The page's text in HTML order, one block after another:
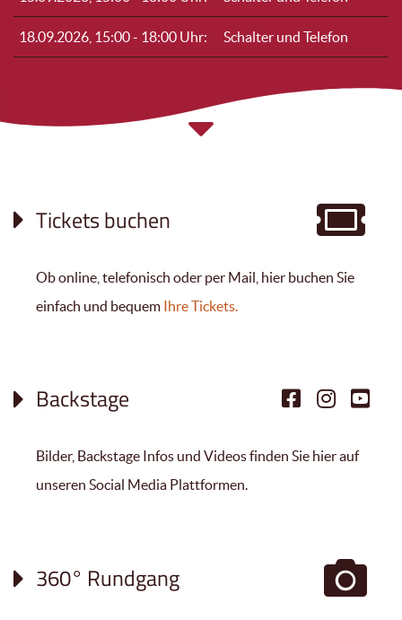
18.09.2026, 15:00- 18:00 Uhr:Schalter und Telefon
Tickets buchen
Ob online, telefonisch oder per Mail, hier buchen Sie
einfach und bequem Ihre Tickets.
Backstage
Bilder, Backstage Infos und Videos finden Sie hier auf
unseren Social Media Plattformen.
360° Rundgang